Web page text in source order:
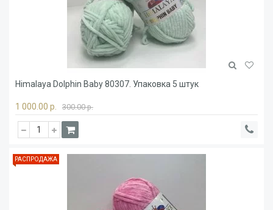
Himalaya Dolphin Baby 80307. Упаковка 5 штук
1 000.00 р. 300.00 р.
РАСПРОДАЖА